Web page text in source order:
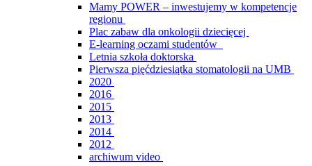
Mamy POWER – inwestujemy w kompetencje
regionu
Plac zabaw dla onkologii dziecięcej
E-learning oczami studentów
Letnia szkoła doktorska
Pierwsza pięćdziesiątka stomatologii na UMB
2020
2016
2015
2013
2014
2012
archiwum video